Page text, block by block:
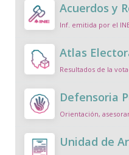
Acuerdos y
Inf. emitida por el
Atlas
Resultados de la
Defensoria
Orientación,
Unidad de